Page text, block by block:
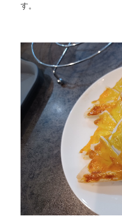
す。